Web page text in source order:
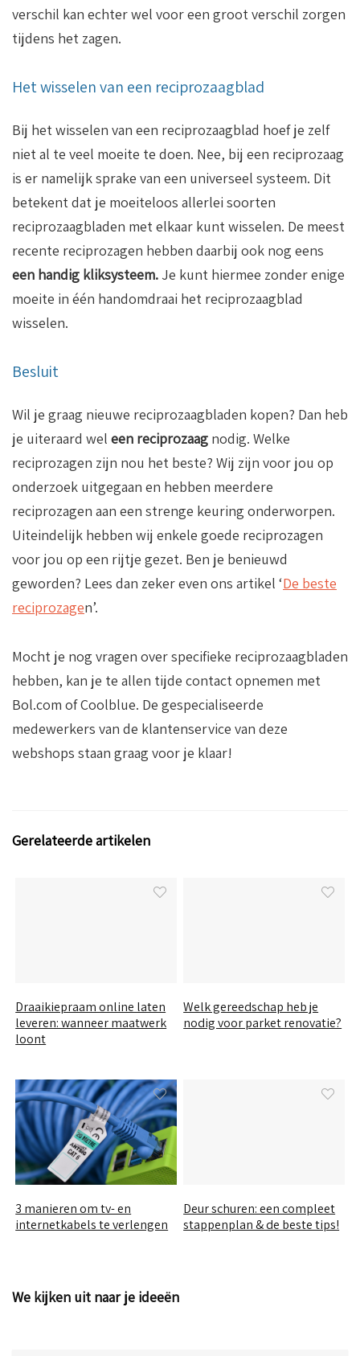
verschil kan echter wel voor een groot verschil zorgen
tijdens het zagen.
Het wisselen van een reciprozaagblad
Bij het wisselen van een reciprozaagblad hoef je zelf
niet al te veel moeite te doen. Nee, bij een reciprozaag
is er namelijk sprake van een universeel systeem. Dit
betekent dat je moeiteloos allerlei soorten
reciprozaagbladen met elkaar kunt wisselen. De meest
recente reciprozagen hebben daarbij ook nog eens
een handig kliksysteem. Je kunt hiermee zonder enige
moeite in één handomdraai het reciprozaagblad
wisselen.
Besluit
Wil je graag nieuwe reciprozaagbladen kopen? Dan heb
je uiteraard wel een reciprozaag nodig. Welke
reciprozagen zijn nou het beste? Wij zijn voor jou op
onderzoek uitgegaan en hebben meerdere
reciprozagen aan een strenge keuring onderworpen.
Uiteindelijk hebben wij enkele goede reciprozagen
voor jou op een rijtje gezet. Ben je benieuwd
geworden? Lees dan zeker even ons artikel ‘De beste
reciprozagen’.
Mocht je nog vragen over specifieke reciprozaagbladen
hebben, kan je te allen tijde contact opnemen met
Bol.com of Coolblue. De gespecialiseerde
medewerkers van de klantenservice van deze
webshops staan graag voor je klaar!
Gerelateerde artikelen
Draaikiepraam online laten
leveren: wanneer maatwerk
loont
Welk gereedschap heb je
nodig voor parket renovatie?
3 manieren om tv- en
internetkabels te verlengen
Deur schuren: een compleet
stappenplan & de beste tips!
We kijken uit naar je ideeën